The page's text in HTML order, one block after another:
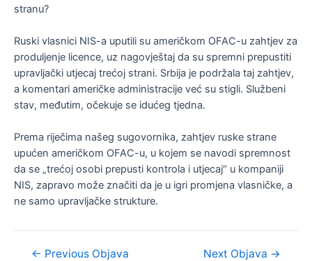
stranu?
Ruski vlasnici NIS-a uputili su američkom OFAC-u zahtjev za
produljenje licence, uz nagovještaj da su spremni prepustiti
upravljački utjecaj trećoj strani. Srbija je podržala taj zahtjev,
a komentari američke administracije već su stigli. Službeni
stav, međutim, očekuje se idućeg tjedna.
Prema riječima našeg sugovornika, zahtjev ruske strane
upućen američkom OFAC-u, u kojem se navodi spremnost
da se „trećoj osobi prepusti kontrola i utjecaj“ u kompaniji
NIS, zapravo može značiti da je u igri promjena vlasničke, a
ne samo upravljačke strukture.
Navigacija
← Previous Objava Next Objava →